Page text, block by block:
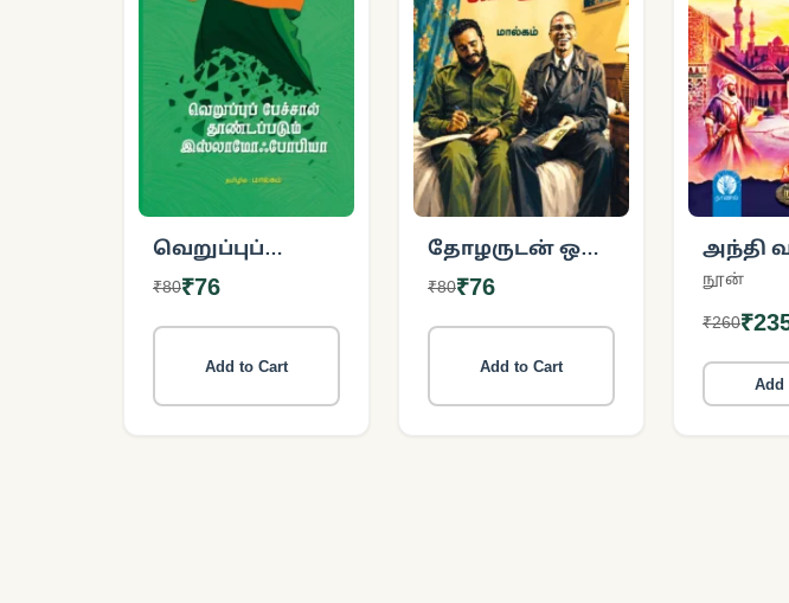
வெறுப்புப்
பேச்சால்
தூண்டப்படும்
இஸ்லாமோஃபோபியா
₹80₹76
Add to Cart
தோழருடன் ஒரு
பொழுது
₹80₹76
Add to Cart
அந்தி
நூன்
₹260
Add